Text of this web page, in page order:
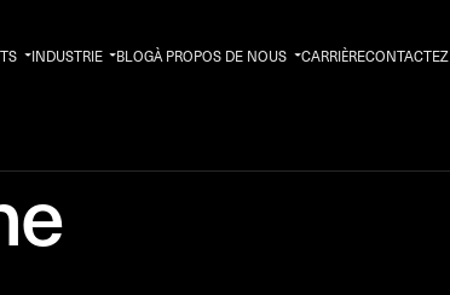
INDUSTRIE BLOGÀ PROPOS DE NOUS CARRIÈRECONTACTEZ